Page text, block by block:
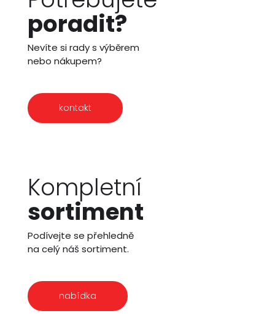
poradit?
Nevíte si rady s výběrem
nebo nákupem?
kontakt
Kompletní
sortiment
Podívejte se přehledně
na celý náš sortiment.
nabídka